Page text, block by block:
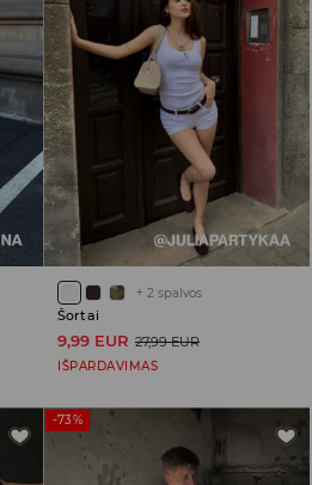
+ 2 spalvos
Šortai
9,99 EUR 27,99 EUR
IŠPARDAVIMAS
-73%